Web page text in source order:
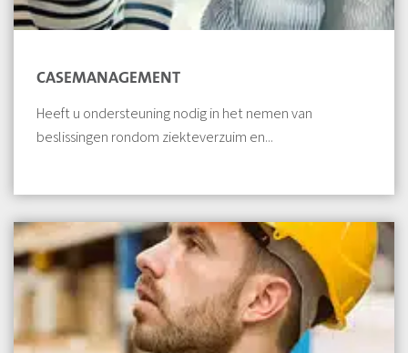
CASEMANAGEMENT
Heeft u ondersteuning nodig in het nemen van
beslissingen rondom ziekteverzuim en...